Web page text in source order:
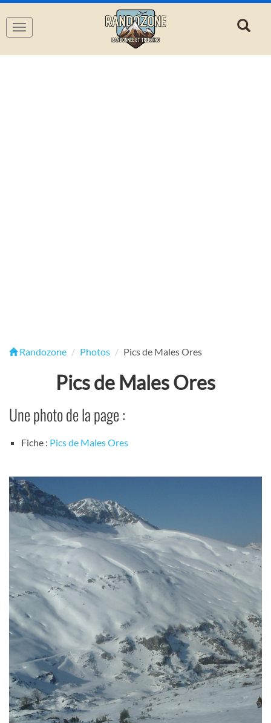
Navigation
Randozone Photos Pics de Males Ores
Pics de Males Ores
Une photo de la page :
Fiche : Pics de Males Ores